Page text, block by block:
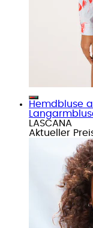
Hemdbluse
LASCANA
Aktueller